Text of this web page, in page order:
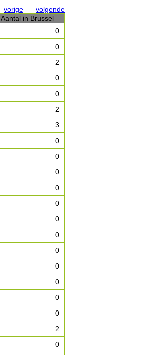
vorige
volgende
Aantal in Brussel
0
0
2
0
0
2
3
0
0
0
0
0
0
0
0
0
0
0
0
2
0